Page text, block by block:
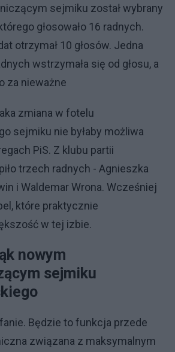
sejmiku został wybrany
głosowało 16 radnych.
otrzymał 10 głosów. Jedna
wstrzymała się od głosu, a
za nieważne
zmiana w fotelu
sejmiku nie byłaby możliwa
PiS. Z klubu partii
trzech radnych - Agnieszka
i Waldemar Wrona. Wcześniej
które praktycznie
w tej izbie.
nowym
sejmiku
Będzie to funkcja przede
związana z maksymalnym